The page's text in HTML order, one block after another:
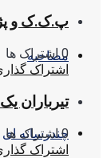
مصاحبه
چندرسانه ای
پ.ک.ک و
0 اشتراک ها
اشتراک
تیرباران
0 اشتراک ها
اشتراک